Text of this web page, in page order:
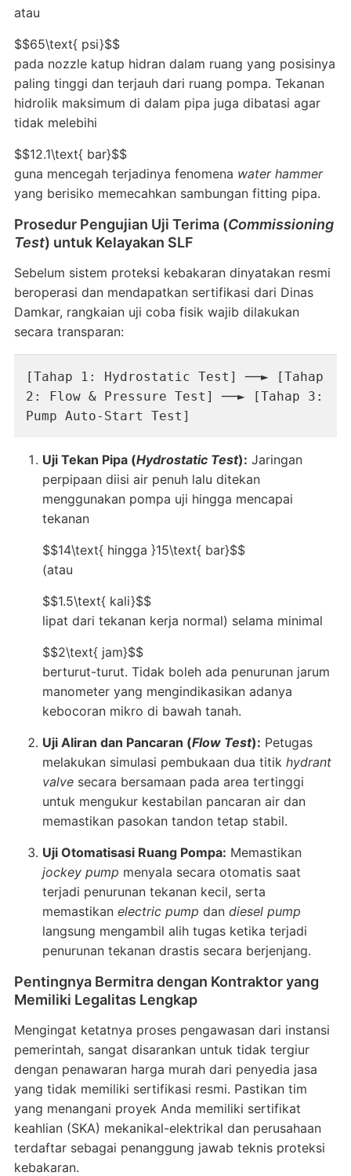
atau
$$65\text{ psi}$$
pada nozzle katup hidran dalam ruang yang posisinya
paling tinggi dan terjauh dari ruang pompa. Tekanan
hidrolik maksimum di dalam pipa juga dibatasi agar
tidak melebihi
$$12.1\text{ bar}$$
guna mencegah terjadinya fenomena water hammer
yang berisiko memecahkan sambungan fitting pipa.
Prosedur Pengujian Uji Terima (Commissioning
Test) untuk Kelayakan SLF
Sebelum sistem proteksi kebakaran dinyatakan resmi
beroperasi dan mendapatkan sertifikasi dari Dinas
Damkar, rangkaian uji coba fisik wajib dilakukan
secara transparan:
[Tahap 1: Hydrostatic Test] ──► [Tahap
2: Flow & Pressure Test] ──► [Tahap 3:
Uji Tekan Pipa (Hydrostatic Test): Jaringan
perpipaan diisi air penuh lalu ditekan
menggunakan pompa uji hingga mencapai
tekanan
$$14\text{ hingga }15\text{ bar}$$
(atau
$$1.5\text{ kali}$$
lipat dari tekanan kerja normal) selama minimal
$$2\text{ jam}$$
berturut-turut. Tidak boleh ada penurunan jarum
manometer yang mengindikasikan adanya
kebocoran mikro di bawah tanah.
Uji Aliran dan Pancaran (Flow Test): Petugas
melakukan simulasi pembukaan dua titik hydrant
valvesecara bersamaan pada area tertinggi
untuk mengukur kestabilan pancaran air dan
memastikan pasokan tandon tetap stabil.
Uji Otomatisasi Ruang Pompa: Memastikan
jockey pump menyala secara otomatis saat
terjadi penurunan tekanan kecil, serta
memastikan electric pump dan diesel pump
langsung mengambil alih tugas ketika terjadi
penurunan tekanan drastis secara berjenjang.
Pentingnya Bermitra dengan Kontraktor yang
Memiliki Legalitas Lengkap
Mengingat ketatnya proses pengawasan dari instansi
pemerintah, sangat disarankan untuk tidak tergiur
dengan penawaran harga murah dari penyedia jasa
yang tidak memiliki sertifikasi resmi. Pastikan tim
yang menangani proyek Anda memiliki sertifikat
keahlian (SKA) mekanikal-elektrikal dan perusahaan
terdaftar sebagai penanggung jawab teknis proteksi
kebakaran.